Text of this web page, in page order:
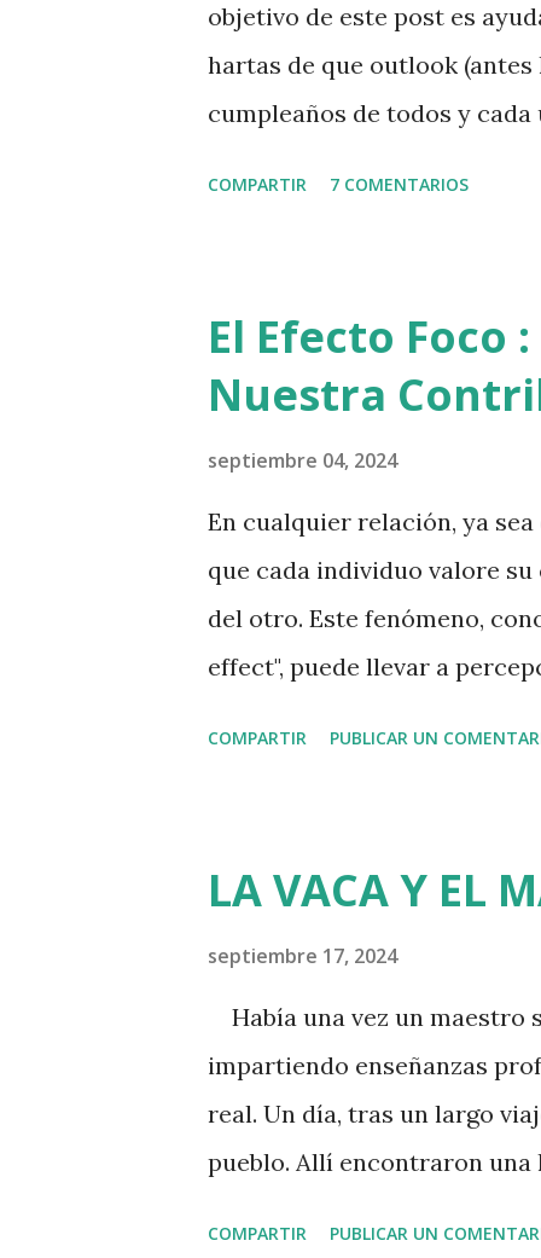
objetivo de este post es
hartas de que outlook
cumpleaños de todos y
la derecha que tiene el
la columna y da click en
abrirá una ventana. En esa
COMPARTIR 7 COMENTARIOS
El Efecto Foco
Nuestra
septiembre 04, 2024
En cualquier relación, ya
que cada individuo valore
del otro. Este fenómeno,
effect", puede llevar a
equilibrio en las tareas del
hacer un pequeño ejercicio
contribución y la del otro.
creen que contribuyen
asignen un porcentaje a
de la contribución total. Los
COMPARTIR PUBLICAR UN
LA VACA Y EL
septiembre 17, 2024
Había una vez un maestro
impartiendo enseñanzas
real. Un día, tras un largo
pueblo. Allí encontraron una
COMPARTIR PUBLICAR UN